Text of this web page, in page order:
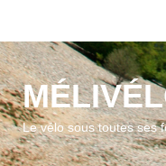
Le vélo sous toutes ses